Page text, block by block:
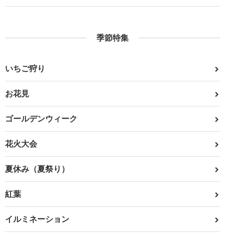
季節特集
いちご狩り
お花見
ゴールデンウィーク
花火大会
夏休み（夏祭り）
紅葉
イルミネーション